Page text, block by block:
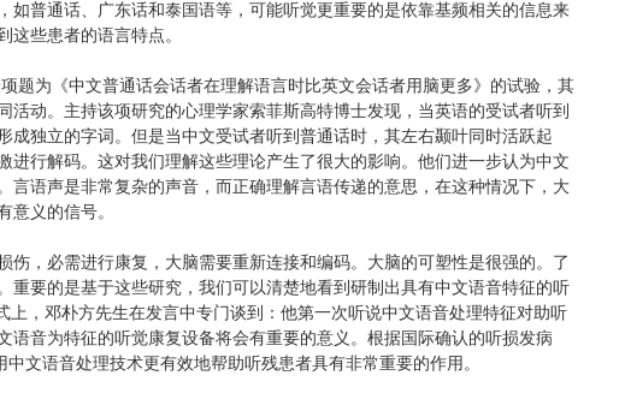
普通话、广东话和泰国语等，可能听觉更重要的是依靠基频相关的信息来
些患者的语言特点。
题为《中文普通话会话者在理解语言时比英文会话者用脑更多》的试验，其
动。主持该项研究的心理学家索菲斯高特博士发现，当英语的受试者听到
独立的字词。但是当中文受试者听到普通话时，其左右颞叶同时活跃起
行解码。这对我们理解这些理论产生了很大的影响。他们进一步认为中文
语声是非常复杂的声音，而正确理解言语传递的意思，在这种情况下，大
意义的信号。
，必需进行康复，大脑需要重新连接和编码。大脑的可塑性是很强的。了
要的是基于这些研究，我们可以清楚地看到研制出具有中文语音特征的听
，邓朴方先生在发言中专门谈到：他第一次听说中文语音处理特征对助听
音为特征的听觉康复设备将会有重要的意义。根据国际确认的听损发病
文语音处理技术更有效地帮助听残患者具有非常重要的作用。